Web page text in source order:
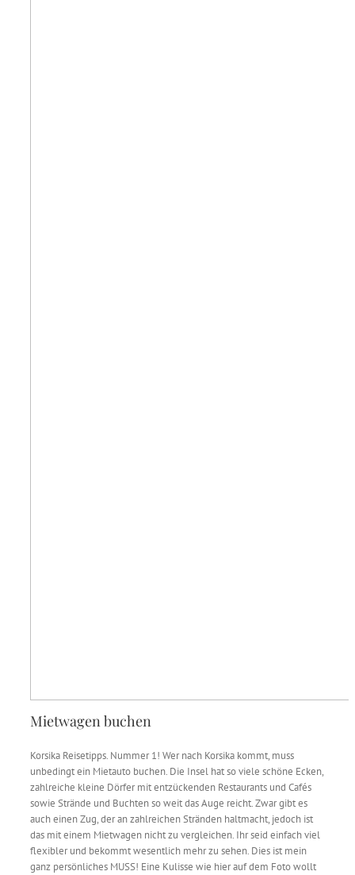
Mietwagen buchen
Korsika Reisetipps. Nummer 1! Wer nach Korsika kommt, muss
unbedingt ein Mietauto buchen. Die Insel hat so viele schöne Ecken,
zahlreiche kleine Dörfer mit entzückenden Restaurants und Cafés
sowie Strände und Buchten so weit das Auge reicht. Zwar gibt es
auch einen Zug, der an zahlreichen Stränden haltmacht, jedoch ist
das mit einem Mietwagen nicht zu vergleichen. Ihr seid einfach viel
flexibler und bekommt wesentlich mehr zu sehen. Dies ist mein
ganz persönliches MUSS! Eine Kulisse wie hier auf dem Foto wollt